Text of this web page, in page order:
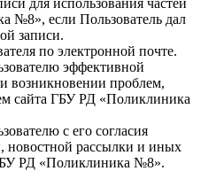
№8», если Пользователь дал
записи.
по электронной почте.
эффективной
возникновении проблем,
сайта ГБУ РД «Поликлиника
с его согласия
новостной рассылки и иных
РД «Поликлиника №8».